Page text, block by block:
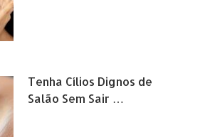
Tenha Cílios Dignos de
Salão Sem Sair …